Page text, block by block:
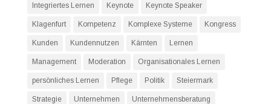
Integriertes Lernen Keynote Keynote Speaker
Klagenfurt Kompetenz Komplexe Systeme Kongress
Kunden Kundennutzen Kärnten Lernen
Management Moderation Organisationales Lernen
persönliches Lernen Pflege Politik Steiermark
Strategie Unternehmen Unternehmensberatung